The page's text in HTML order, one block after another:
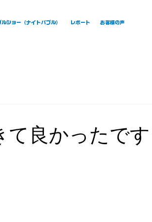
ショー（ナイトバブル） レポート お客様の声
て良かったで